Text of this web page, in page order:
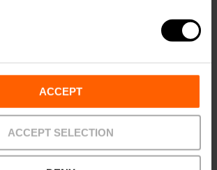
ACCEPT
ACCEPT SELECTION
per l’Oceanogràfic e
4.7 - 45 recensioni
VLC Tourist Card